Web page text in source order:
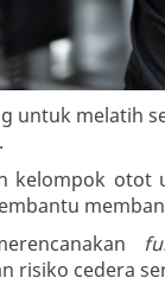
untuk melatih
kelompok
risiko cedera